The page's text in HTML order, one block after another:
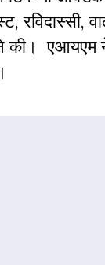
रविदास्सी,
एआयएम ने